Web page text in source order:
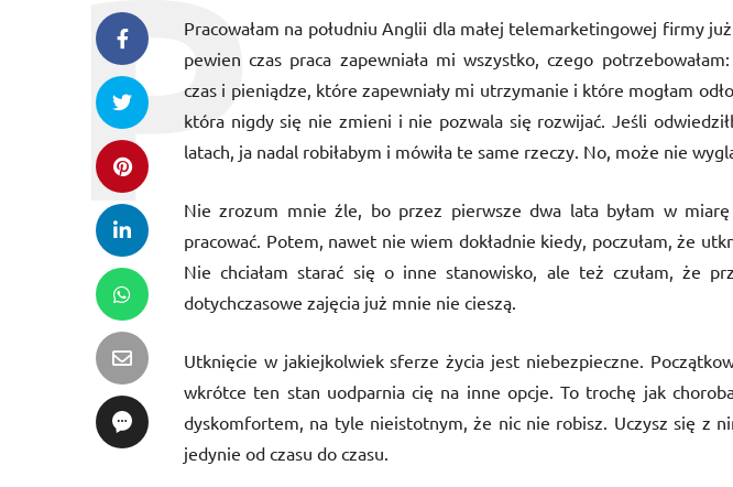
Pracowałam na południu Anglii dla małej telemarketingowej firmy
pewien czas praca zapewniała mi wszystko, czego
czas i pieniądze, które zapewniały mi utrzymanie i które mogłam
która nigdy się nie zmieni i nie pozwala się rozwijać. Jeśli
latach, ja nadal robiłabym i mówiła te same rzeczy. No, może nie
Nie zrozum mnie źle, bo przez pierwsze dwa lata byłam w
pracować. Potem, nawet nie wiem dokładnie kiedy, poczułam, że
Nie chciałam starać się o inne stanowisko, ale też czułam, że
dotychczasowe zajęcia już mnie nie cieszą.
Utknięcie w jakiejkolwiek sferze życia jest niebezpieczne.
wkrótce ten stan uodparnia cię na inne opcje. To trochę jak
dyskomfortem, na tyle nieistotnym, że nic nie robisz. Uczysz się z
jedynie od czasu do czasu.